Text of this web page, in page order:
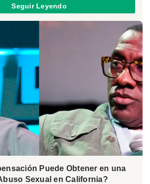
Seguir Leyendo
Puede Obtener en una
Sexual en California?